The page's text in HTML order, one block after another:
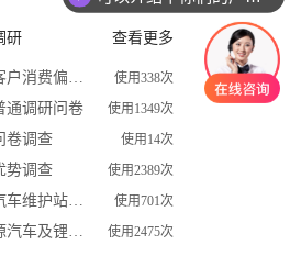
研 查看更多
新能源汽车客户消费偏好调查问卷 使用338次
通调研问卷 使用1349次
卷调查 使用14次
势调查 使用2389次
关于新能源汽车维护站调查问卷 使用701次
疫情对新能源汽车及锂电行业影响调查问卷 使用2475次